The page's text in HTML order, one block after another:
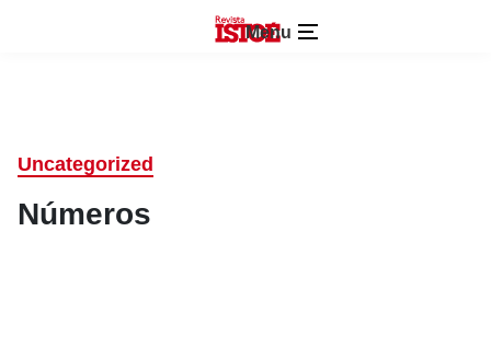
Menu
Uncategorized
Números